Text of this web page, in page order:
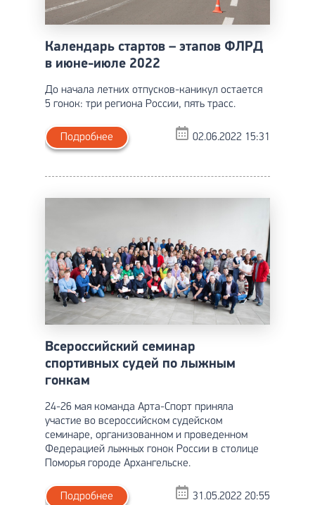
Календарь стартов – этапов ФЛРД
в июне-июле 2022
До начала летних отпусков-каникул остается
5 гонок: три региона России, пять трасс.
Подробнее 02.06.2022 15:31
Всероссийский семинар
спортивных судей по лыжным
гонкам
24-26 мая команда Арта-Спорт приняла
участие во всероссийском судейском
семинаре, организованном и проведенном
Федерацией лыжных гонок России в столице
Поморья городе Архангельске.
Подробнее 31.05.2022 20:55